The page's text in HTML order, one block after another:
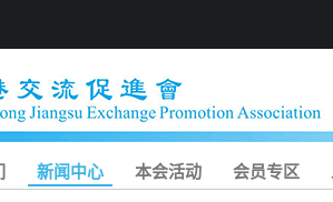
新闻中心 本会活动 会员专区